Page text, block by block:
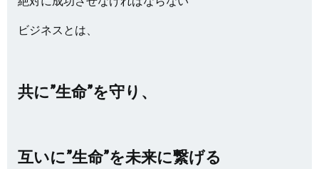
ビジネスとは、
共に”生命”を守り、
互いに”生命”を未来に繋げる